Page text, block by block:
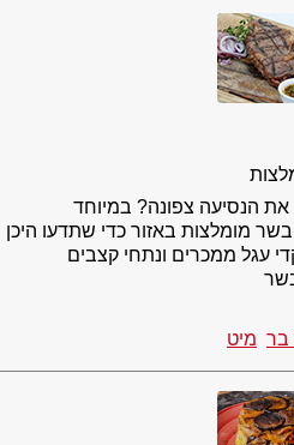
הנסיעה צפונה? במיוחד
מומלצות באזור כדי שתדעו היכן
עגל ממכרים ונתחי קצבים
בר מיט